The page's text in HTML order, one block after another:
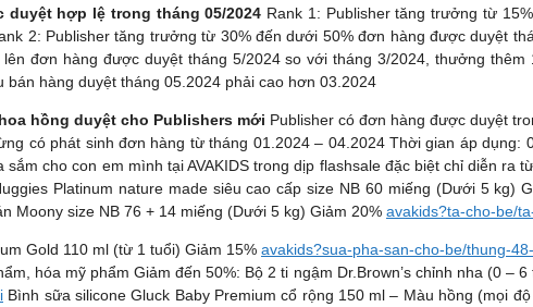
hợp lệ trong tháng 05/2024 Rank 1: Publisher tăng trưởng từ
2: Publisher tăng trưởng từ 30% đến dưới 50% đơn hàng được duyệt
đơn hàng được duyệt tháng 5/2024 so với tháng 3/2024, thưởng
bán hàng duyệt tháng 05.2024 phải cao hơn 03.2024
hồng duyệt cho Publishers mới Publisher có đơn hàng được duyệt
có phát sinh đơn hàng từ tháng 01.2024 – 04.2024 Thời gian áp dụng:
cho con em mình tại AVAKIDS trong dịp flashsale đặc biệt chỉ diễn
Platinum nature made siêu cao cấp size NB 60 miếng (Dưới 5 kg)
Moony size NB 76 + 14 miếng (Dưới 5 kg) Giảm 20% avakids?ta-cho-be/
Gold 110 ml (từ 1 tuổi) Giảm 15% avakids?sua-pha-san-cho-be/thung-
hóa mỹ phẩm Giảm đến 50%: Bộ 2 ti ngậm Dr.Brown’s chỉnh nha (0 –
Bình sữa silicone Gluck Baby Premium cổ rộng 150 ml – Màu hồng (mọi